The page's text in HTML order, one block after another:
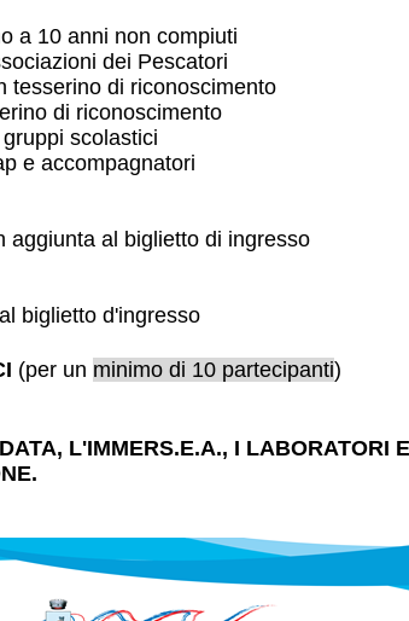
a 10 anni non compiuti
dei Pescatori
tesserino di riconoscimento
di riconoscimento
scolastici
e accompagnatori
aggiunta al biglietto di ingresso
biglietto d'ingresso
(per un minimo di 10 partecipanti)
L'IMMERS.E.A., I LABORATORI